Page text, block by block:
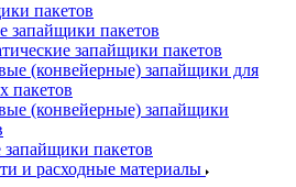
пакетов
запайщики пакетов
запайщики пакетов
(конвейерные) запайщики для
пакетов
(конвейерные) запайщики
пакетов
и расходные материалы